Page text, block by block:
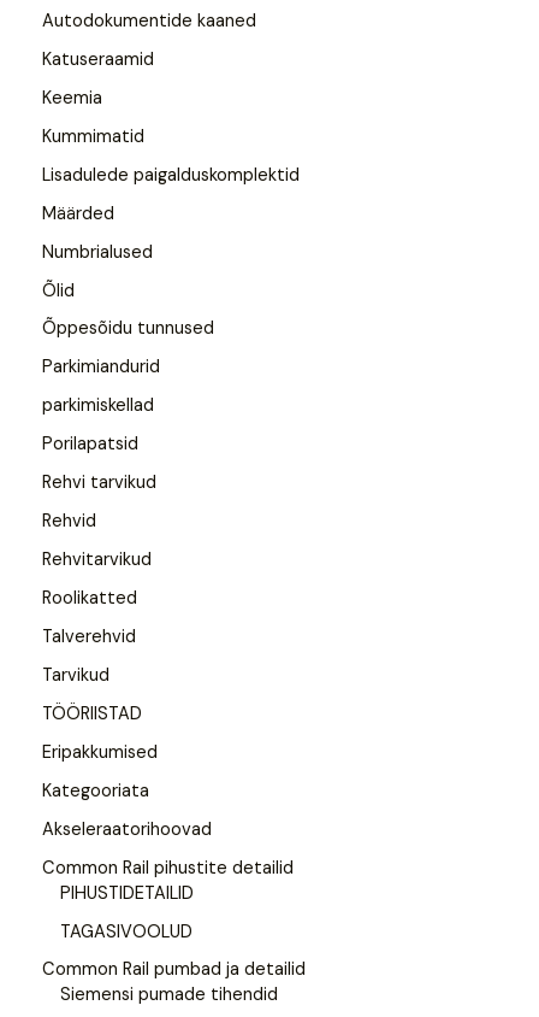
Autodokumentide kaaned
Katuseraamid
Keemia
Kummimatid
Lisadulede paigalduskomplektid
Määrded
Numbrialused
Õlid
Õppesõidu tunnused
Parkimiandurid
parkimiskellad
Porilapatsid
Rehvi tarvikud
Rehvid
Rehvitarvikud
Roolikatted
Talverehvid
Tarvikud
TÖÖRIISTAD
Eripakkumised
Kategooriata
Akseleraatorihoovad
Common Rail pihustite detailid
PIHUSTIDETAILID
TAGASIVOOLUD
Common Rail pumbad ja detailid
Siemensi pumade tihendid